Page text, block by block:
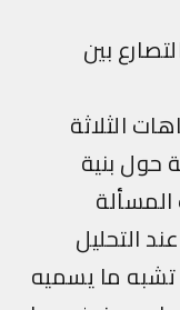
بين
بنية
ما يسميه